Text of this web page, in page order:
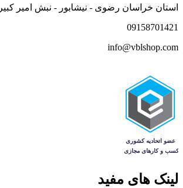
استان خراسان رضوی - نیشابور - نبش امیر کبیر 7
09158701421
info@vblshop.com
لینک های مفید